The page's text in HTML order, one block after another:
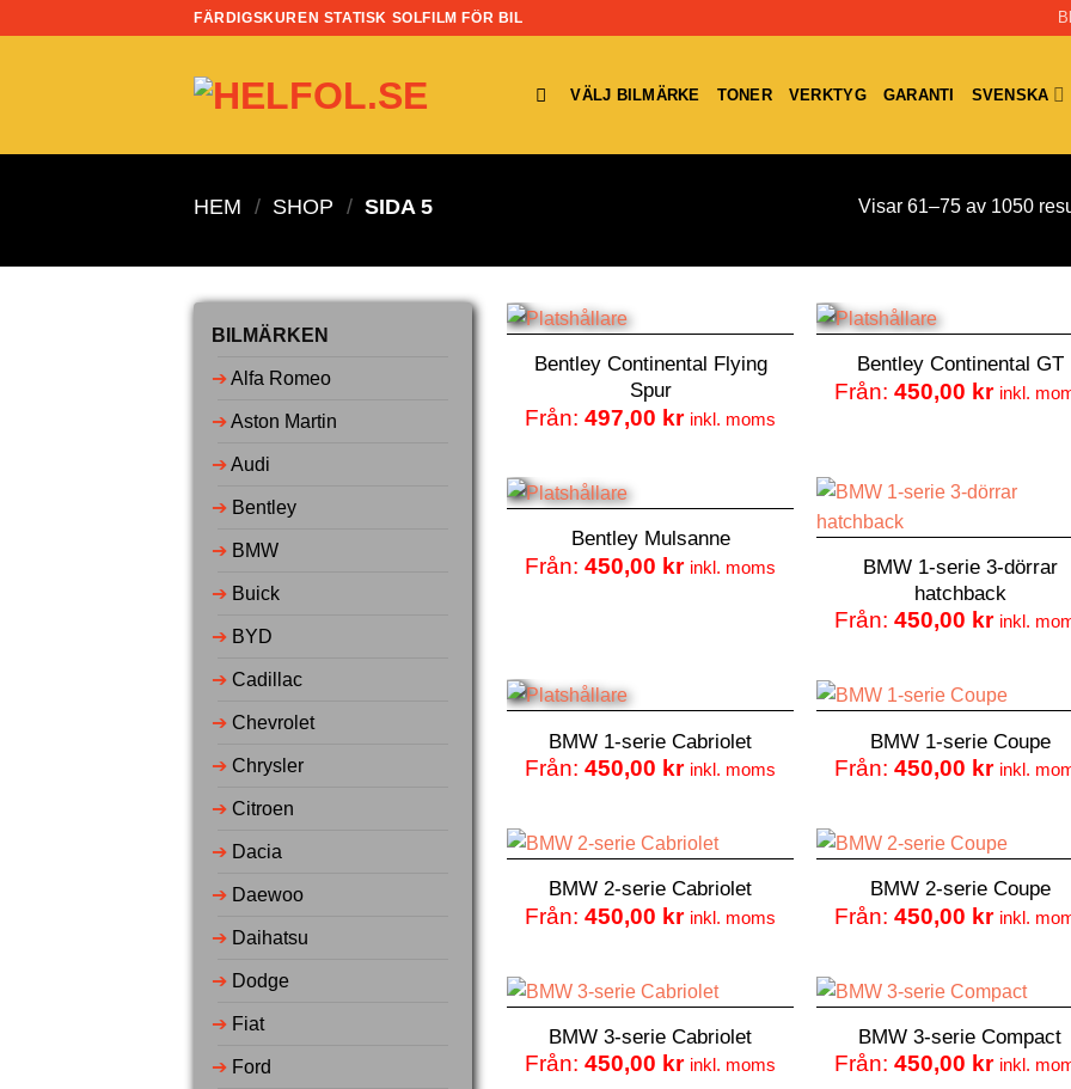
FÄRDIGSKUREN STATISK SOLFILM FÖR BIL
VÄLJ BILMÄRKE TONER VERKTYG GARANTI SVENSKA
HEM / SHOP / SIDA 5 Visar 61–75 av 1050
BILMÄRKEN
➔Alfa Romeo
➔Aston Martin
➔Audi
➔ Bentley
➔ BMW
➔ Buick
➔ BYD
➔ Cadillac
➔ Chevrolet
➔ Chrysler
➔ Citroen
➔ Dacia
➔ Daewoo
➔ Daihatsu
➔ Dodge
➔ Fiat
➔ Ford
Bentley Continental Flying
Spur
Från:497,00 kr inkl. moms
Bentley Continental GT
Från:450,00 kr inkl.
Bentley Mulsanne
Från:450,00 kr inkl. moms
BMW 1-serie 3-dörrar
hatchback
Från:450,00 kr inkl.
BMW 1-serie Cabriolet
Från:450,00 kr inkl. moms
BMW 1-serie Coupe
Från:450,00 kr inkl.
BMW 2-serie Cabriolet
Från:450,00 kr inkl. moms
BMW 2-serie Coupe
Från:450,00 kr inkl.
BMW 3-serie Cabriolet
Från:450,00 kr inkl. moms
BMW 3-serie Compact
Från:450,00 kr inkl.